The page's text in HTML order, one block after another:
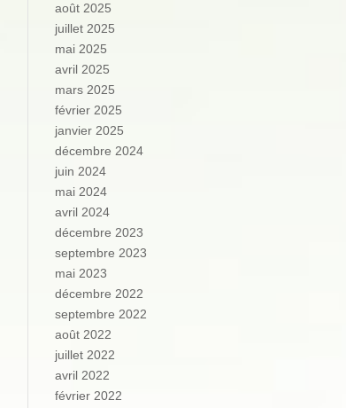
août 2025
juillet 2025
mai 2025
avril 2025
mars 2025
février 2025
janvier 2025
décembre 2024
juin 2024
mai 2024
avril 2024
décembre 2023
septembre 2023
mai 2023
décembre 2022
septembre 2022
août 2022
juillet 2022
avril 2022
février 2022